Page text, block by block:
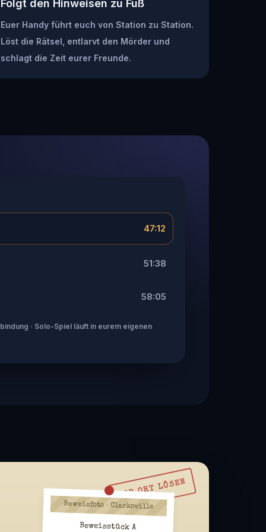
Folgt den Hinweisen zu Fuß
Euer Handy führt euch von Station zu Station.
Löst die Rätsel, entlarvt den Mörder und
schlagt die Zeit eurer Freunde.
47:12
51:38
58:05
· Solo-Spiel läuft in eurem eigenen
VOR ORT LÖSEN
Beweisfoto · Clarksville
Beweisstück A